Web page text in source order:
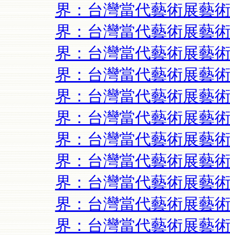
界：台灣當代藝術展藝
界：台灣當代藝術展藝
界：台灣當代藝術展藝
界：台灣當代藝術展藝
界：台灣當代藝術展藝
界：台灣當代藝術展藝
界：台灣當代藝術展藝
界：台灣當代藝術展藝
界：台灣當代藝術展藝
界：台灣當代藝術展藝
界：台灣當代藝術展藝